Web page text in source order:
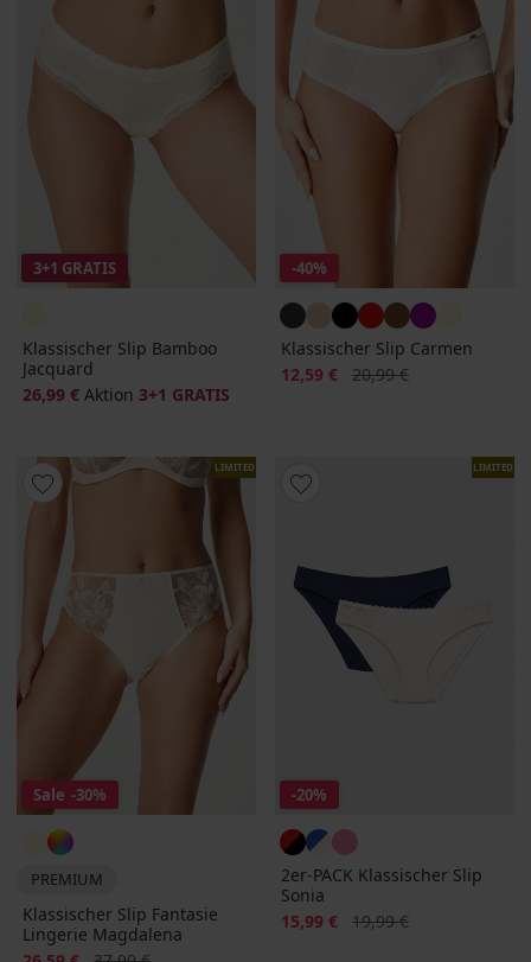
3+1 GRATIS
Klassischer Slip Bamboo
Jacquard
26,99 € Aktion 3+1 GRATIS
-40%
Klassischer Slip Carmen
Rabatt
12,59 € Alter Preis
20,99 €
LIMITED
Sale -30%
PREMIUM
Klassischer Slip Fantasie
Lingerie Magdalena
LIMITED
-20%
2er-PACK Klassischer Slip
Sonia
Rabatt
15,99 € Alter Preis
19,99 €